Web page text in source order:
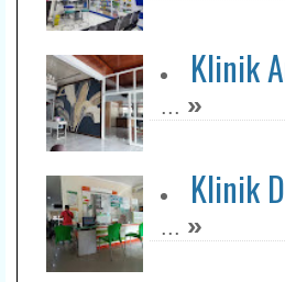
Klinik
... »
Klinik
... »